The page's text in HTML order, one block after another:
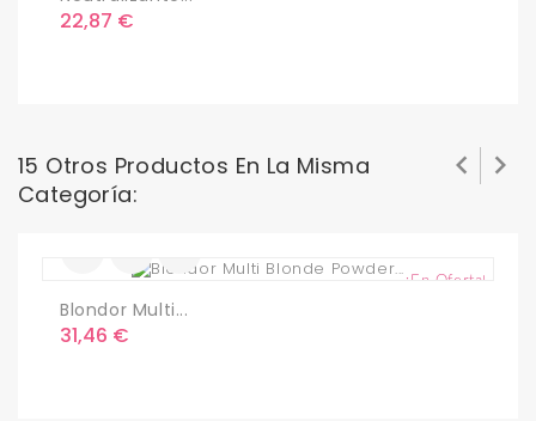
Precio
22,87 €
15 Otros Productos En La Misma
Categoría:
¡En Oferta!
Blondor Multi...
Precio
31,46 €
 